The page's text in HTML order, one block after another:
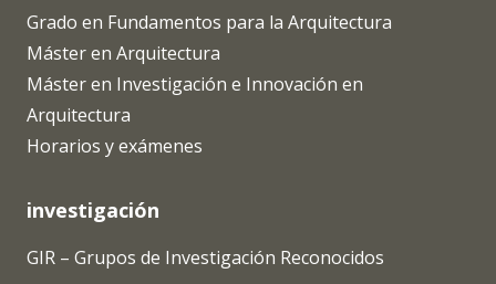
Grado en Fundamentos para la Arquitectura
Máster en Arquitectura
Máster en Investigación e Innovación en
Arquitectura
Horarios y exámenes
investigación
GIR – Grupos de Investigación Reconocidos